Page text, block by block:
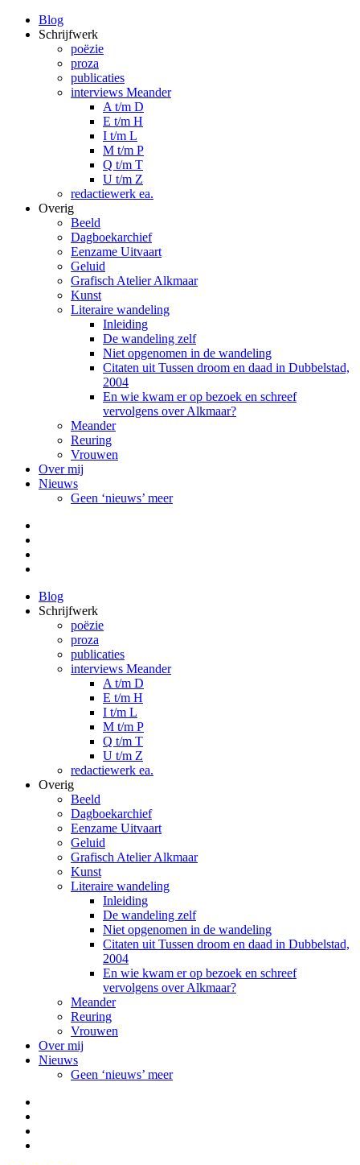
Blog
Schrijfwerk
poëzie
proza
publicaties
interviews Meander
A t/m D
E t/m H
I t/m L
M t/m P
Q t/m T
U t/m Z
redactiewerk ea.
Overig
Beeld
Dagboekarchief
Eenzame Uitvaart
Geluid
Grafisch Atelier Alkmaar
Kunst
Literaire wandeling
Inleiding
De wandeling zelf
Niet opgenomen in de wandeling
Citaten uit Tussen droom en daad in Dubbelstad,
2004
En wie kwam er op bezoek en schreef
vervolgens over Alkmaar?
Meander
Reuring
Vrouwen
Over mij
Nieuws
Geen ‘nieuws’ meer
Blog
Schrijfwerk
poëzie
proza
publicaties
interviews Meander
A t/m D
E t/m H
I t/m L
M t/m P
Q t/m T
U t/m Z
redactiewerk ea.
Overig
Beeld
Dagboekarchief
Eenzame Uitvaart
Geluid
Grafisch Atelier Alkmaar
Kunst
Literaire wandeling
Inleiding
De wandeling zelf
Niet opgenomen in de wandeling
Citaten uit Tussen droom en daad in Dubbelstad,
2004
En wie kwam er op bezoek en schreef
vervolgens over Alkmaar?
Meander
Reuring
Vrouwen
Over mij
Nieuws
Geen ‘nieuws’ meer